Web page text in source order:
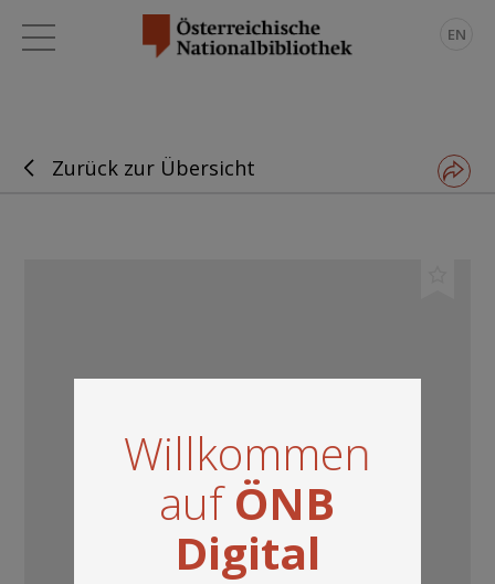
Willkommen
aufÖNB
Digital
EN
Zurück zur Übersicht